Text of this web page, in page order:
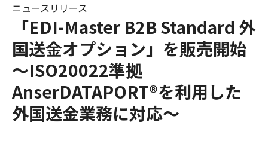
「EDI-Master B2B Standard 外
国送金オプション」を販売開始
～ISO20022準拠
AnserDATAPORT®を利用した
外国送金業務に対応～
ニュースリリース